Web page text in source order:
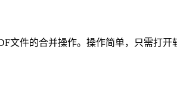
文件的合并操作。操作简单，只需打开